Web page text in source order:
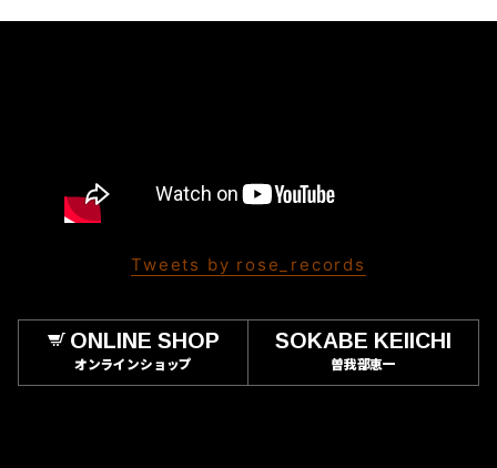
Tweets by rose_records
ONLINE SHOP
オンラインショップ
SOKABE KEIICHI
曽我部恵一